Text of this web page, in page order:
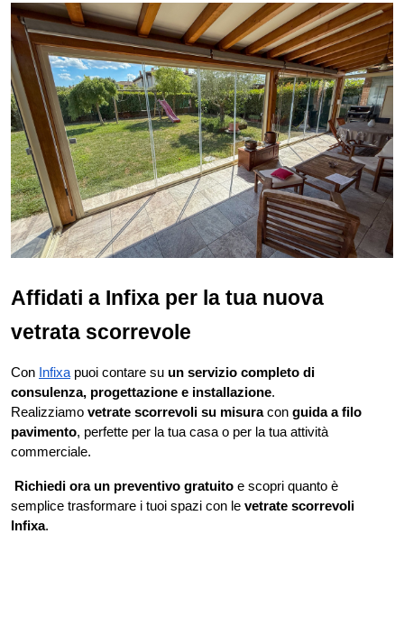
Affidati a Infixa per la tua nuova
vetrata scorrevole
Con Infixa puoi contare su un servizio completo di
consulenza, progettazione e installazione.
Realizziamo vetrate scorrevoli su misura con guida a filo
pavimento, perfette per la tua casa o per la tua attività
commerciale.
Richiedi ora un preventivo gratuito e scopri quanto è
semplice trasformare i tuoi spazi con le vetrate scorrevoli
Infixa.